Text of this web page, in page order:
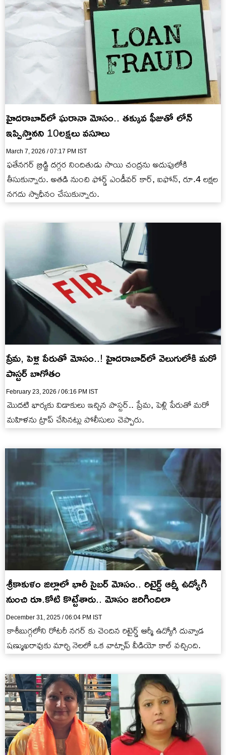
హైదరాబాద్‌లో ఘరానా మోసం.. తక్కువ ఫీజుతో లోన్
ఇప్పిస్తానని 10లక్షలు వసూలు
March 7, 2026 / 07:17 PM IST
ఫతేనగర్ బ్రిడ్జి దగ్గర నిందితుడు సాయి చంద్రను అదుపులోకి
తీసుకున్నారు. అతడి నుంచి ఫోర్డ్ ఎండీవర్ కార్, ఐఫోన్, రూ.4 లక్షల
నగదు స్వాధీనం చేసుకున్నారు.
ప్రేమ, పెళ్లి పేరుతో మోసం..! హైదరాబాద్‌లో వెలుగులోకి మరో
పాస్టర్ బాగోతం
February 23, 2026 / 06:16 PM IST
మొదటి భార్యకు విడాకులు ఇచ్చిన పాస్టర్.. ప్రేమ, పెళ్లి పేరుతో మరో
మహిళను ట్రాప్ చేసినట్లు పోలీసులు చెప్పారు.
శ్రీకాకుళం జిల్లాలో భారీ సైబర్ మోసం.. రిటైర్డ్ ఆర్మీ ఉద్యోగి
నుంచి రూ.కోటి కొట్టేశారు.. మోసం జరిగిందిలా
December 31, 2025 / 06:04 PM IST
కాశీబుగ్గలోని రోటరీ నగర్ కు చెందిన రిటైర్డ్ ఆర్మీ ఉద్యోగి దువ్వాడ
షణ్ముఖరావుకు మార్చి నెలలో ఒక వాట్సాప్ వీడియో కాల్ వచ్చింది.